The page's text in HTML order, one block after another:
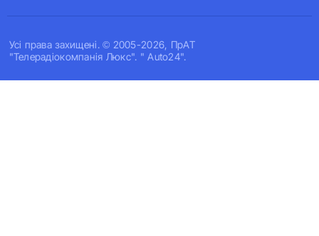
Усi права захищенi. © 2005-2026, ПрАТ
"Телерадіокомпанія Люкс". " Auto24".